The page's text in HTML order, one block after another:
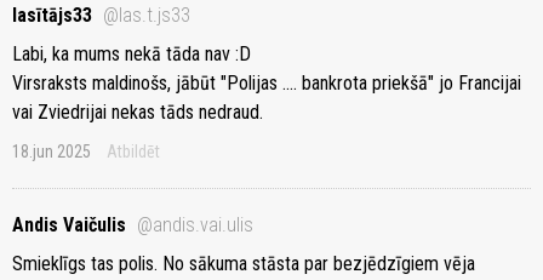
lasītājs33 @las.t.js33
Labi, ka mums nekā tāda nav :D
Virsraksts maldinošs, jābūt "Polijas .... bankrota priekšā" jo Francijai
vai Zviedrijai nekas tāds nedraud.
18.jun 2025 Atbildēt
Andis Vaičulis @andis.vai.ulis
Smieklīgs tas polis. No sākuma stāsta par bezjēdzīgiem vēja